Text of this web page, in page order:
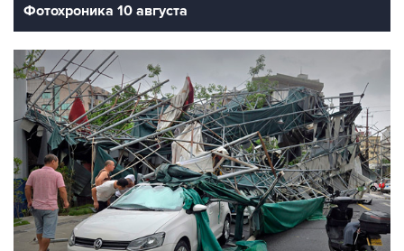
Фотохроника 10 августа